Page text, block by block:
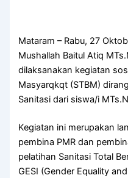
Mataram – Rabu, 27
Mushallah Baitul Atiq
dilaksanakan kegiatan
Masyarqkqt (STBM)
Sanitasi dari siswa/i
Kegiatan ini merupakan
pembina PMR dan
pelatihan Sanitasi Total
GESI (Gender Equality